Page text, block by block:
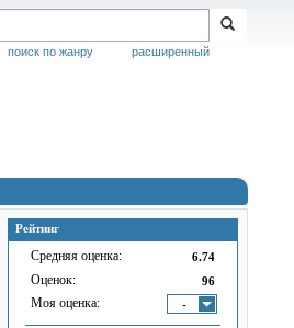
расширенный
поиск по жанру
Рейтинг
Средняя оценка: 6.74
Оценок: 96
Моя оценка: -